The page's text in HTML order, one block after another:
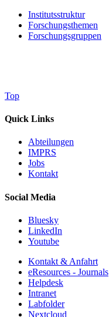
Institutsstruktur
Forschungsthemen
Forschungsgruppen
Top
Quick Links
Abteilungen
IMPRS
Jobs
Kontakt
Social Media
Bluesky
LinkedIn
Youtube
Kontakt & Anfahrt
eResources - Journals
Helpdesk
Intranet
Labfolder
Nextcloud